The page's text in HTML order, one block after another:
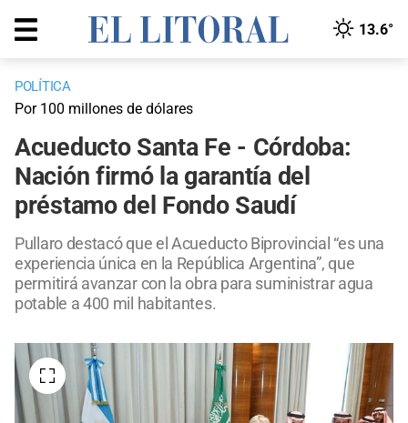
13.6°
POLÍTICA
Por 100 millones de dólares
Acueducto Santa Fe - Córdoba:
Nación firmó la garantía del
préstamo del Fondo Saudí
Pullaro destacó que el Acueducto Biprovincial “es una
experiencia única en la República Argentina”, que
permitirá avanzar con la obra para suministrar agua
potable a 400 mil habitantes.